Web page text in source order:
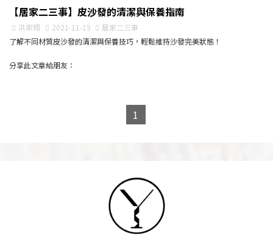
【居家二三事】皮沙發的清潔與保養指南
洪崇翔 2021-11-15
居家二三事
了解不同材質皮沙發的清潔與保養技巧，輕鬆維持沙發完美狀態！
分享此文章給朋友：
1